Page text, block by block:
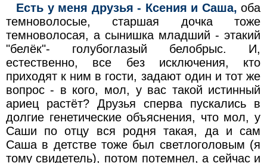
Есть у меня друзья - Ксения и Саша, оба
темноволосые, старшая дочка тоже
темноволосая, а сынишка младший - этакий
"белёк"- голубоглазый белобрыс. И,
естественно, все без исключения, кто
приходят к ним в гости, задают один и тот же
вопрос - в кого, мол, у вас такой истинный
ариец растёт? Друзья сперва пускались в
долгие генетические объяснения, что мол, у
Саши по отцу вся родня такая, да и сам
Саша в детстве тоже был светлоголовым (я
тому свидетель), потом потемнел, а сейчас и